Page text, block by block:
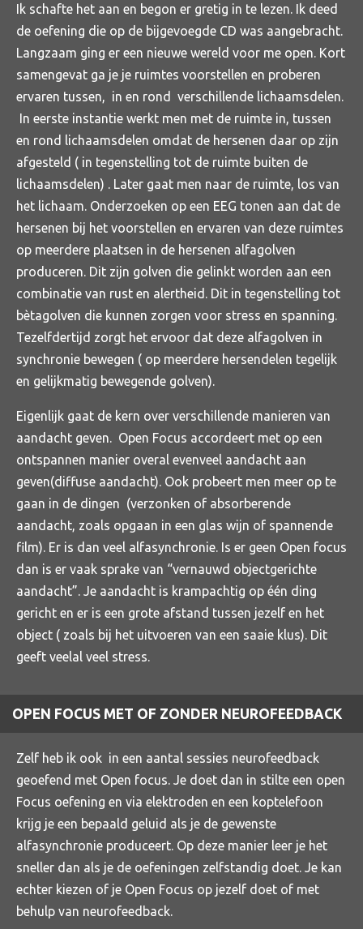
Ik schafte het aan en begon er gretig in te lezen. Ik deed
de oefening die op de bijgevoegde CD was aangebracht.
Langzaam ging er een nieuwe wereld voor me open. Kort
samengevat ga je je ruimtes voorstellen en proberen
ervaren tussen, in en rond verschillende lichaamsdelen.
In eerste instantie werkt men met de ruimte in, tussen
en rond lichaamsdelen omdat de hersenen daar op zijn
afgesteld ( in tegenstelling tot de ruimte buiten de
lichaamsdelen) . Later gaat men naar de ruimte, los van
het lichaam. Onderzoeken op een EEG tonen aan dat de
hersenen bij het voorstellen en ervaren van deze ruimtes
op meerdere plaatsen in de hersenen alfagolven
produceren. Dit zijn golven die gelinkt worden aan een
combinatie van rust en alertheid. Dit in tegenstelling tot
bètagolven die kunnen zorgen voor stress en spanning.
Tezelfdertijd zorgt het ervoor dat deze alfagolven in
synchronie bewegen ( op meerdere hersendelen tegelijk
en gelijkmatig bewegende golven).
Eigenlijk gaat de kern over verschillende manieren van
aandacht geven. Open Focus accordeert met op een
ontspannen manier overal evenveel aandacht aan
geven(diffuse aandacht). Ook probeert men meer op te
gaan in de dingen (verzonken of absorberende
aandacht, zoals opgaan in een glas wijn of spannende
film). Er is dan veel alfasynchronie. Is er geen Open focus
dan is er vaak sprake van “vernauwd objectgerichte
aandacht”. Je aandacht is krampachtig op één ding
gericht en er is een grote afstand tussen jezelf en het
object ( zoals bij het uitvoeren van een saaie klus). Dit
geeft veelal veel stress.
OPEN FOCUS MET OF ZONDER NEUROFEEDBACK
Zelf heb ik ook in een aantal sessies neurofeedback
geoefend met Open focus. Je doet dan in stilte een open
Focus oefening en via elektroden en een koptelefoon
krijg je een bepaald geluid als je de gewenste
alfasynchronie produceert. Op deze manier leer je het
sneller dan als je de oefeningen zelfstandig doet. Je kan
echter kiezen of je Open Focus op jezelf doet of met
behulp van neurofeedback.